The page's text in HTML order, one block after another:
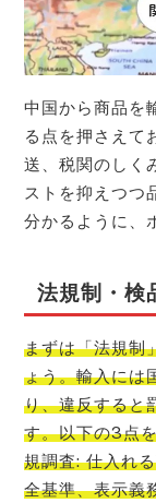
中国から商品を
る点を押さえて
送、税関のしく
ストを抑えつつ
分かるように、
法規制・検
まずは「法規制
ょう。輸入には
り、違反すると
す。以下の3点
規調査: 仕入れ
全基準、表示義